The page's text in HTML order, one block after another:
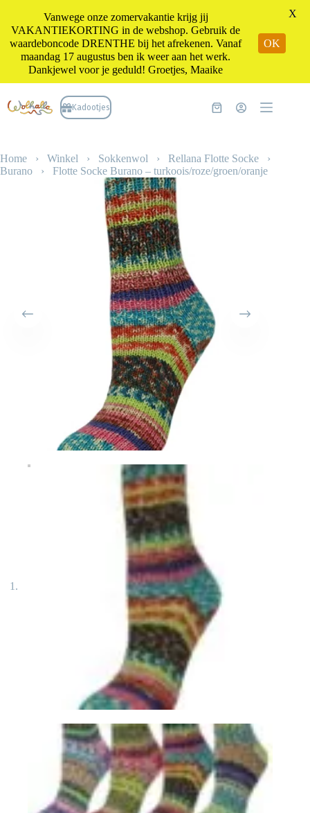
naar
de
Kadootjes Winkelwagen
Home › Winkel › Sokkenwol › Rellana Flotte Socke ›
Burano › Flotte Socke Burano – turkoois/roze/groen/oranje
Vanwege onze zomervakantie krijg jij
VAKANTIEKORTING in de webshop. Gebruik de
waardeboncode DRENTHE bij het afrekenen. Vanaf
maandag 17 augustus ben ik weer aan het werk.
Dankjewel voor je geduld! Groetjes, Maaike
OK
X